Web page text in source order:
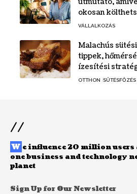
okosan
VÁLLALKOZÁS
Malachús
tippek,
ízesítési
OTTHON SÜTÉSFŐZÉS
//
W e influence 20 million users
one business and technology
planet
Sign Up for Our Newsletter